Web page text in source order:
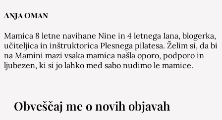
Anja Oman
Mamica 8 letne navihane Nine in 4 letnega Iana, blogerka,
učiteljica in inštruktorica Plesnega pilatesa. Želim si, da bi
na Mamini mazi vsaka mamica našla oporo, podporo in
ljubezen, ki si jo lahko med sabo nudimo le mamice.
Obveščaj me o novih objavah